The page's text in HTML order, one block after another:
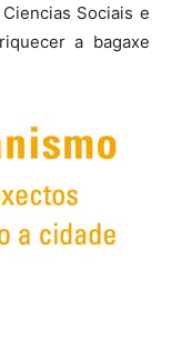
Sociais e
a bagaxe